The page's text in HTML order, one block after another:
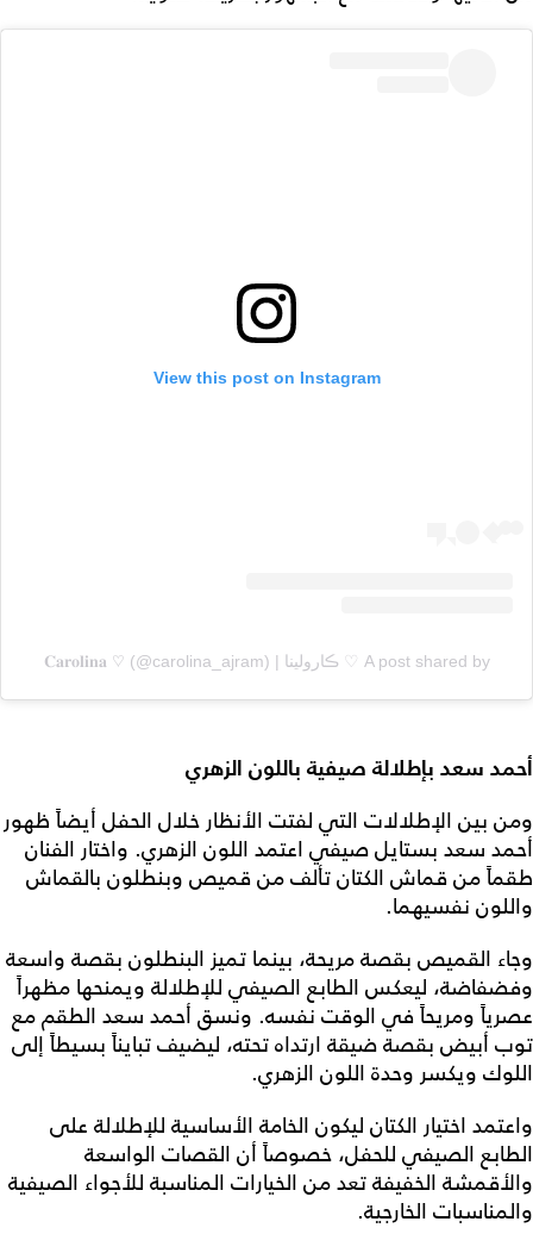
View this post on Instagram
A post shared by ♡ ڪارولينا | 𝐂𝐚𝐫𝐨𝐥𝐢𝐧𝐚 ♡ (@carolina_ajram)
أحمد سعد بإطلالة صيفية باللون الزهري
ومن بين الإطلالات التي لفتت الأنظار خلال الحفل أيضاً ظهور
أحمد سعد بستايل صيفي اعتمد اللون الزهري. واختار الفنان
طقماً من قماش الكتان تألف من قميص وبنطلون بالقماش
واللون نفسيهما.
وجاء القميص بقصة مريحة، بينما تميز البنطلون بقصة واسعة
وفضفاضة، ليعكس الطابع الصيفي للإطلالة ويمنحها مظهراً
عصرياً ومريحاً في الوقت نفسه. ونسق أحمد سعد الطقم مع
توب أبيض بقصة ضيقة ارتداه تحته، ليضيف تبايناً بسيطاً إلى
اللوك ويكسر وحدة اللون الزهري.
واعتمد اختيار الكتان ليكون الخامة الأساسية للإطلالة على
الطابع الصيفي للحفل، خصوصاً أن القصات الواسعة
والأقمشة الخفيفة تعد من الخيارات المناسبة للأجواء الصيفية
والمناسبات الخارجية.